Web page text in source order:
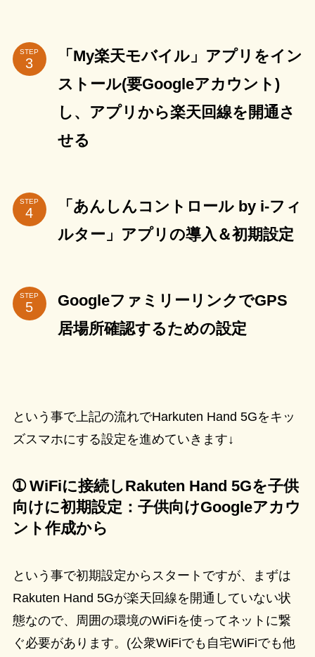
STEP
「My楽天モバイル」アプリをイン
ストール(要Googleアカウント)
し、アプリから楽天回線を開通さ
せる
STEP
「あんしんコントロール by i-フィ
ルター」アプリの導入＆初期設定
STEP
GoogleファミリーリンクでGPS
居場所確認するための設定
という事で上記の流れでHarkuten Hand 5Gをキッ
ズスマホにする設定を進めていきます↓
➀ WiFiに接続しRakuten Hand 5Gを子供
向けに初期設定：子供向けGoogleアカウ
ント作成から
という事で初期設定からスタートですが、まずは
Rakuten Hand 5Gが楽天回線を開通していない状
態なので、周囲の環境のWiFiを使ってネットに繋
ぐ必要があります。(公衆WiFiでも自宅WiFiでも他